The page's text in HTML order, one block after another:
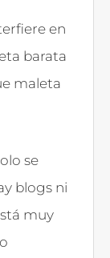
en
barata
maleta
se
blogs ni
muy